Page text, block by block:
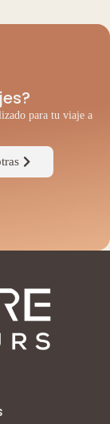
para tu viaje a